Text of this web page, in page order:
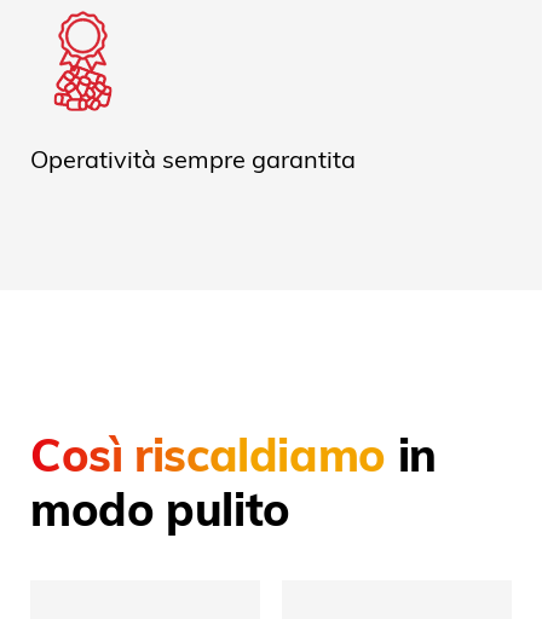
Operatività sempre garantita
Così riscaldiamo in
modo pulito